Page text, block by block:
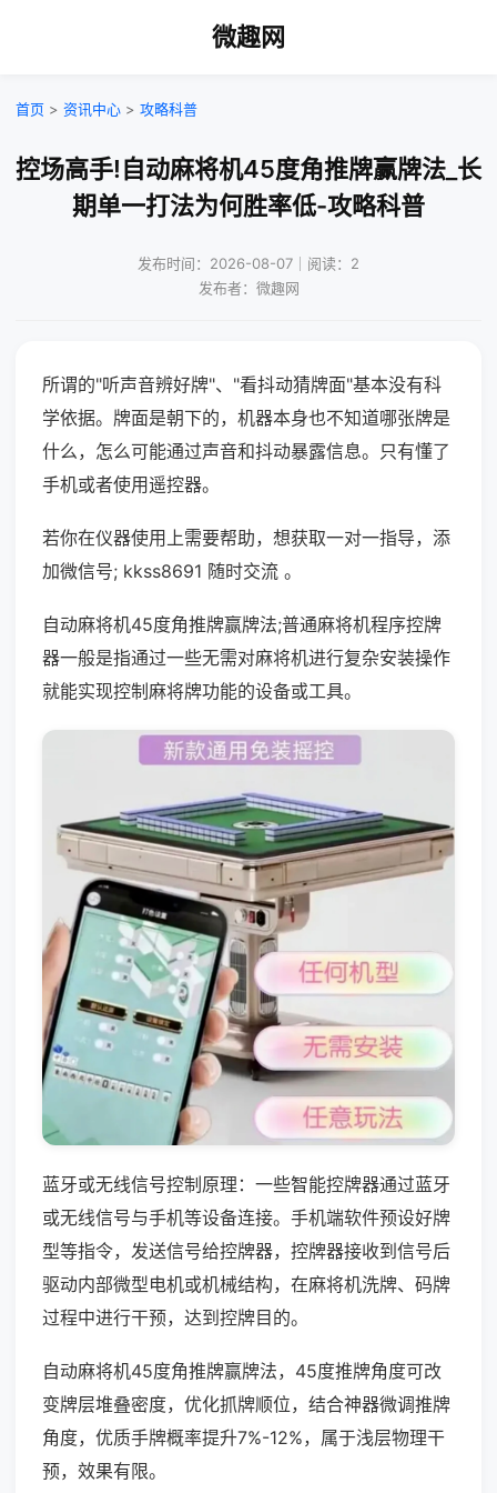
微趣网
首页 > 资讯中心 > 攻略科普
控场高手!自动麻将机45度角推牌赢牌法_长
期单一打法为何胜率低-攻略科普
发布时间：2026-08-07｜阅读：2
发布者：微趣网
所谓的"听声音辨好牌"、"看抖动猜牌面"基本没有科
学依据。牌面是朝下的，机器本身也不知道哪张牌是
什么，怎么可能通过声音和抖动暴露信息。只有懂了
手机或者使用遥控器。
若你在仪器使用上需要帮助，想获取一对一指导，添
加微信号; kkss8691 随时交流 。
自动麻将机45度角推牌赢牌法;普通麻将机程序控牌
器一般是指通过一些无需对麻将机进行复杂安装操作
就能实现控制麻将牌功能的设备或工具。
蓝牙或无线信号控制原理：一些智能控牌器通过蓝牙
或无线信号与手机等设备连接。手机端软件预设好牌
型等指令，发送信号给控牌器，控牌器接收到信号后
驱动内部微型电机或机械结构，在麻将机洗牌、码牌
过程中进行干预，达到控牌目的。
自动麻将机45度角推牌赢牌法，45度推牌角度可改
变牌层堆叠密度，优化抓牌顺位，结合神器微调推牌
角度，优质手牌概率提升7%-12%，属于浅层物理干
预，效果有限。